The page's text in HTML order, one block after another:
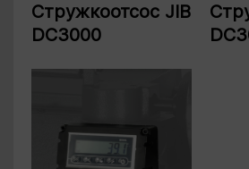
Стружкоотсос JIB
DC3000